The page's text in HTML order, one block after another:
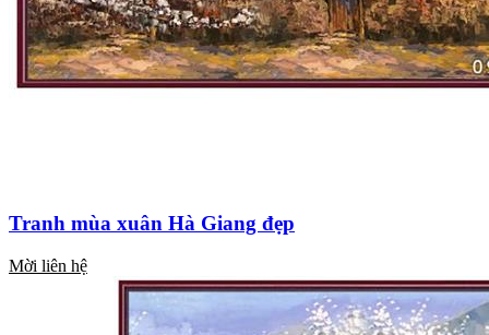
Tranh mùa xuân Hà Giang đẹp
Mời liên hệ